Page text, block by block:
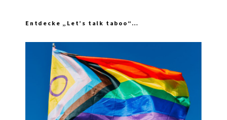
Entdecke „Let’s talk taboo“…